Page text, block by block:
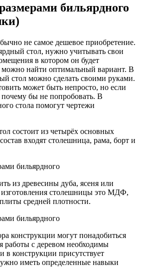
бильярдного
не самое дешевое приобретение.
стол, нужно учитывать свои
в котором он будет
можно найти оптимальный вариант. В
стол можно сделать своими руками.
может быть непросто, но если
бы не попробовать. В
стола помогут чертежи
состоит из четырёх основных
входят столешница, рама, борт и
из древесины дуба, ясеня или
столешницы это МДФ,
средней плотности.
конструкции могут понадобиться
работы с деревом необходимы
в конструкции присутствует
иметь определенные навыки